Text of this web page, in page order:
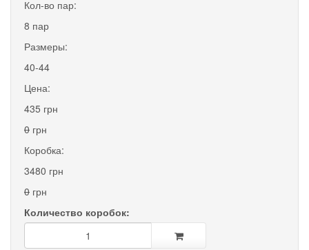
Кол-во пар:
8 пар
Размеры:
40-44
Цена:
435 грн
0 грн
Коробка:
3480 грн
0 грн
Количество коробок: